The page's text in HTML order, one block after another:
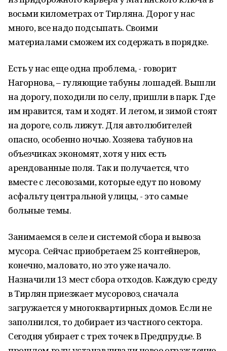
восьми километрах от Тирляна. Дорог у нас
много, все надо подсыпать. Своими
материалами сможем их содержать в порядке.
Есть у нас еще одна проблема, - говорит
Нагорнова, – гуляющие табуны лошадей. Вышли
на дорогу, походили по селу, пришли в парк. Где
им нравится, там и ходят. И летом, и зимой стоят
на дороге, соль лижут. Для автолюбителей
опасно, особенно ночью. Хозяева табунов на
объезчиках экономят, хотя у них есть
арендованные поля. Так и получается, что
вместе с лесовозами, которые едут по новому
асфальту центральной улицы, - это самые
больные темы.
Занимаемся в селе и системой сбора и вывоза
мусора. Сейчас приобретаем 25 контейнеров,
конечно, маловато, но это уже начало.
Назначили 13 мест сбора отходов. Каждую среду
в Тирлян приезжает мусоровоз, сначала
загружается у многоквартирных домов. Если не
заполнился, то добирает из частного сектора.
Сегодня убирает с трех точек в Предпрудье. В